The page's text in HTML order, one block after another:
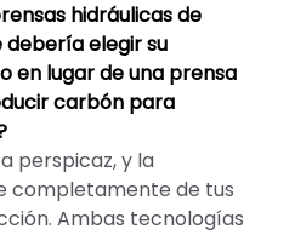
hidráulicas de
debería elegir su
en lugar de una prensa
carbón para
perspicaz, y la
completamente de tus
Ambas tecnologías